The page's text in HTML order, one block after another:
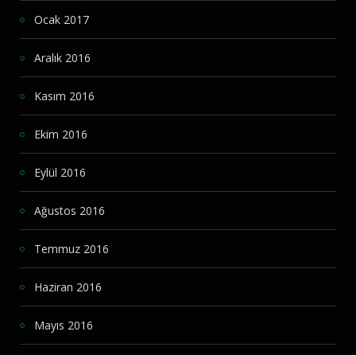
Ocak 2017
Aralık 2016
Kasım 2016
Ekim 2016
Eylül 2016
Ağustos 2016
Temmuz 2016
Haziran 2016
Mayıs 2016